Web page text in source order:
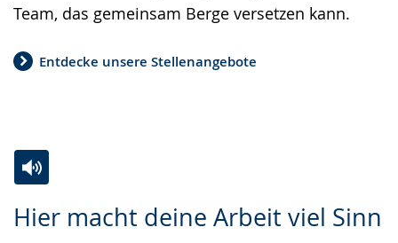
Team, das gemeinsam Berge versetzen kann.
Entdecke unsere Stellenangebote
Hier macht deine Arbeit viel Sinn
Leichten
Audio-
Video